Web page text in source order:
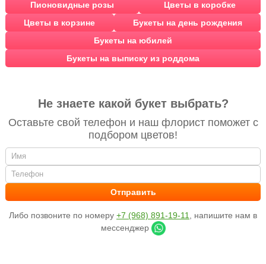
Пионовидные розы
Цветы в коробке
Цветы в корзине
Букеты на день рождения
Букеты на юбилей
Букеты на выписку из роддома
Не знаете какой букет выбрать?
Оставьте свой телефон и наш флорист поможет с
подбором цветов!
Либо позвоните по номеру +7 (968) 891-19-11
, напишите нам в
мессенджер